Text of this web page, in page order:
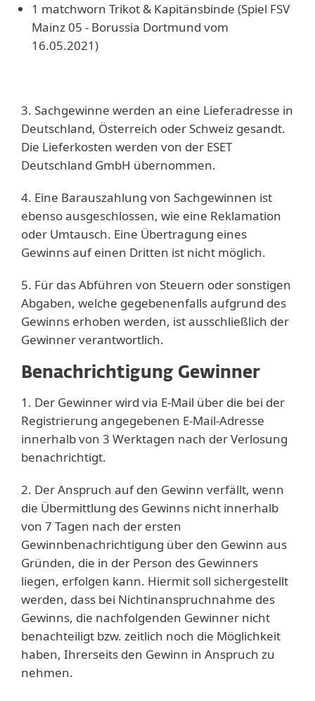
1 matchworn Trikot & Kapitänsbinde (Spiel FSV
Mainz 05 - Borussia Dortmund vom
16.05.2021)
3. Sachgewinne werden an eine Lieferadresse in
Deutschland, Österreich oder Schweiz gesandt.
Die Lieferkosten werden von der ESET
Deutschland GmbH übernommen.
4. Eine Barauszahlung von Sachgewinnen ist
ebenso ausgeschlossen, wie eine Reklamation
oder Umtausch. Eine Übertragung eines
Gewinns auf einen Dritten ist nicht möglich.
5. Für das Abführen von Steuern oder sonstigen
Abgaben, welche gegebenenfalls aufgrund des
Gewinns erhoben werden, ist ausschließlich der
Gewinner verantwortlich.
Benachrichtigung Gewinner
1. Der Gewinner wird via E-Mail über die bei der
Registrierung angegebenen E-Mail-Adresse
innerhalb von 3 Werktagen nach der Verlosung
benachrichtigt.
2. Der Anspruch auf den Gewinn verfällt, wenn
die Übermittlung des Gewinns nicht innerhalb
von 7 Tagen nach der ersten
Gewinnbenachrichtigung über den Gewinn aus
Gründen, die in der Person des Gewinners
liegen, erfolgen kann. Hiermit soll sichergestellt
werden, dass bei Nichtinanspruchnahme des
Gewinns, die nachfolgenden Gewinner nicht
benachteiligt bzw. zeitlich noch die Möglichkeit
haben, Ihrerseits den Gewinn in Anspruch zu
nehmen.